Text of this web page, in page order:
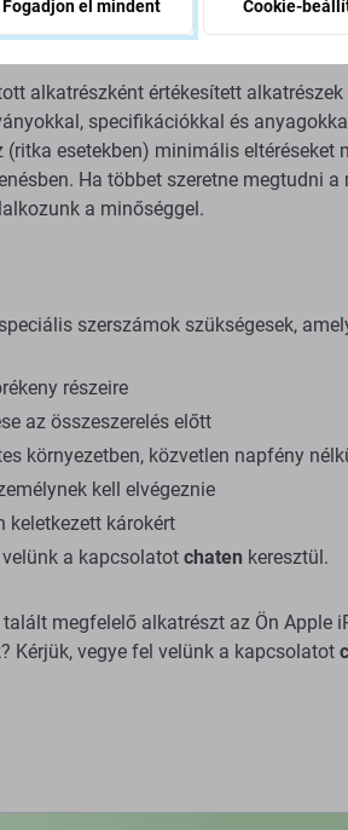
alkatrészként értékesített alkatrészek
specifikációkkal és
esetekben) minimális eltéréseket
Ha többet szeretne megtudni a
a minőséggel.
szerszámok szükségesek,
részeire
az összeszerelés előtt
környezetben, közvetlen napfény
kell elvégeznie
keletkezett károkért
a kapcsolatot chaten keresztül.
megfelelő alkatrészt az Ön Apple
Kérjük, vegye fel velünk a kapcsolatot
Fogadjon el mindent Cookie-